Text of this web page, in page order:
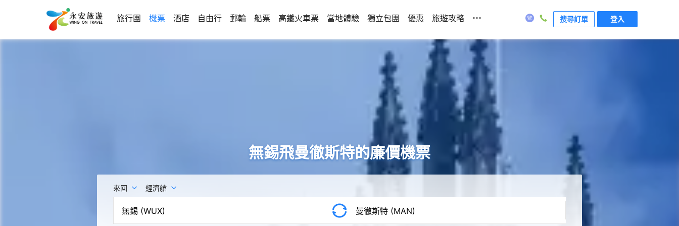
旅行團 機票 酒店 自由行 郵輪 船票 高鐵火車票 當地體驗 獨立包團 優惠 旅遊攻略 ... 搜尋訂單 登入
無錫飛曼徹斯特的廉價機票
來回 經濟艙